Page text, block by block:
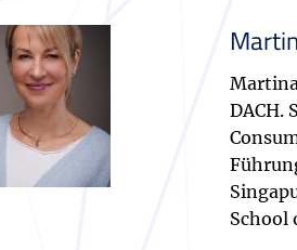
DACH.
School